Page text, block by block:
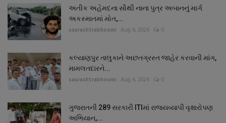
અતીક અહેમદના સૌથી નાના પુત્ર અબાનનું માર્ગ
અકસ્માતમાં મોત,...
saurashtrabhoomi Aug 6, 2026 0
કલ્યાણપુર તાલુકાને અછતગ્રસ્ત જાહેર કરવાની માંગ,
મામલતદારને...
saurashtrabhoomi Aug 6, 2026 0
ગુજરાતની 289 સરકારી ITIમાં રાજ્યવ્યાપી વૃક્ષારોપણ
અભિયાન,...